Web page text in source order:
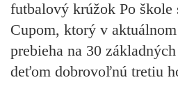
futbalový krúžok Po škole
Cupom, ktorý v
prebieha na 30
deťom dobrovoľnú tretiu